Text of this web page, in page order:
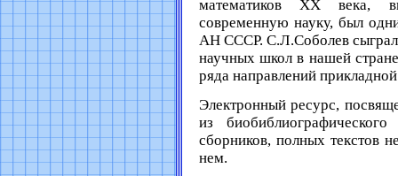
математиков XX века,
современную науку, был
АН СССР. С.Л.Соболев
научных школ в нашей
ряда направлений
Электронный ресурс,
из
сборников, полных текстов
нем.